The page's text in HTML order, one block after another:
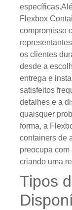
Flexbox
compromisso
os clientes
desde a
entrega e
satisfeitos
detalhes e a
quaisquer
forma, a
containers de
preocupa
criando uma
Tipos